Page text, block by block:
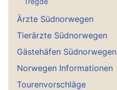
Ärzte Südnorwegen
Tierärzte Südnorwegen
Gästehäfen Südnorwegen
Norwegen Informationen
Tourenvorschläge